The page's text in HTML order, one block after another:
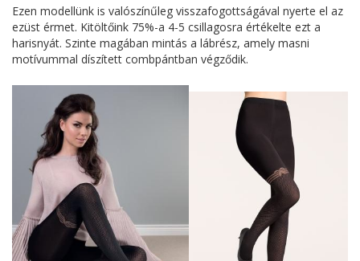
Ezen modellünk is valószínűleg visszafogottságával nyerte el az
ezüst érmet. Kitöltőink 75%-a 4-5 csillagosra értékelte ezt a
harisnyát. Szinte magában mintás a lábrész, amely masni
motívummal díszített combpántban végződik.